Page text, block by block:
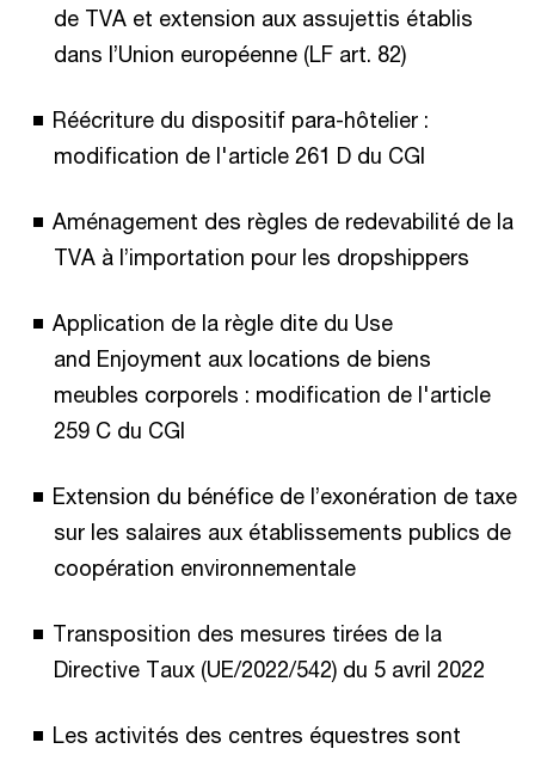
de TVA et extension aux assujettis établis
dans l’Union européenne (LF art. 82)​
Réécriture du dispositif para-hôtelier :
modification de l'article 261 D du CGI​
Aménagement des règles de redevabilité de la
TVA à l’importation pour les dropshippers ​
Application de la règle dite du Use
and Enjoyment aux locations de biens
meubles corporels : modification de l'article
259 C du CGI​
Extension du bénéfice de l’exonération de taxe
sur les salaires aux établissements publics de
coopération environnementale ​
Transposition des mesures tirées de la
Directive Taux (UE/2022/542) du 5 avril 2022​
Les activités des centres équestres sont